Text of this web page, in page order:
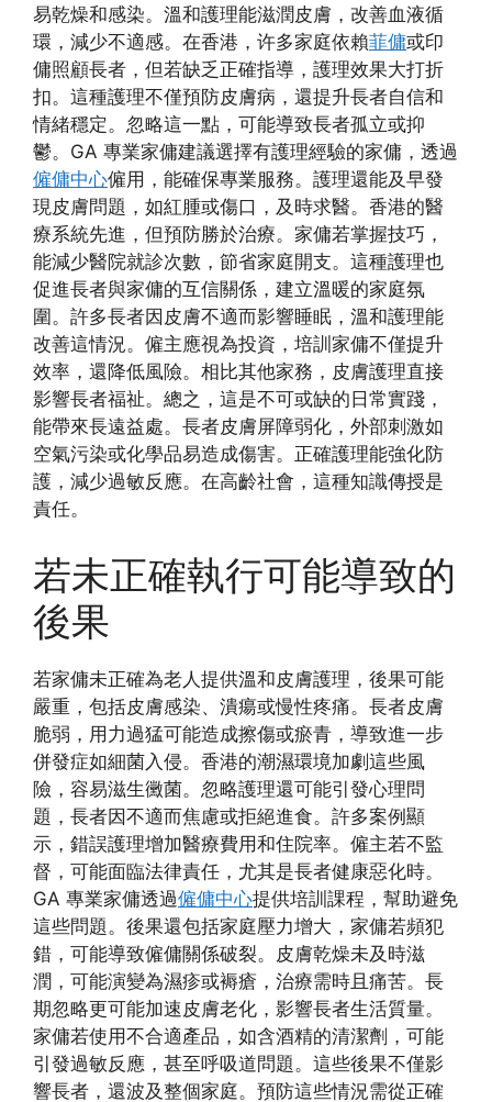
易乾燥和感染。溫和護理能滋潤皮膚，改善血液循
環，減少不適感。在香港，许多家庭依賴菲傭或印
傭照顧長者，但若缺乏正確指導，護理效果大打折
扣。這種護理不僅預防皮膚病，還提升長者自信和
情緒穩定。忽略這一點，可能導致長者孤立或抑
鬱。GA 專業家傭建議選擇有護理經驗的家傭，透過
僱傭中心僱用，能確保專業服務。護理還能及早發
現皮膚問題，如紅腫或傷口，及時求醫。香港的醫
療系統先進，但預防勝於治療。家傭若掌握技巧，
能減少醫院就診次數，節省家庭開支。這種護理也
促進長者與家傭的互信關係，建立溫暖的家庭氛
圍。許多長者因皮膚不適而影響睡眠，溫和護理能
改善這情況。僱主應視為投資，培訓家傭不僅提升
效率，還降低風險。相比其他家務，皮膚護理直接
影響長者福祉。總之，這是不可或缺的日常實踐，
能帶來長遠益處。長者皮膚屏障弱化，外部刺激如
空氣污染或化學品易造成傷害。正確護理能強化防
護，減少過敏反應。在高齡社會，這種知識傳授是
責任。
若未正確執行可能導致的
後果
若家傭未正確為老人提供溫和皮膚護理，後果可能
嚴重，包括皮膚感染、潰瘍或慢性疼痛。長者皮膚
脆弱，用力過猛可能造成擦傷或瘀青，導致進一步
併發症如細菌入侵。香港的潮濕環境加劇這些風
險，容易滋生黴菌。忽略護理還可能引發心理問
題，長者因不適而焦慮或拒絕進食。許多案例顯
示，錯誤護理增加醫療費用和住院率。僱主若不監
督，可能面臨法律責任，尤其是長者健康惡化時。
GA 專業家傭透過僱傭中心提供培訓課程，幫助避免
這些問題。後果還包括家庭壓力增大，家傭若頻犯
錯，可能導致僱傭關係破裂。皮膚乾燥未及時滋
潤，可能演變為濕疹或褥瘡，治療需時且痛苦。長
期忽略更可能加速皮膚老化，影響長者生活質量。
家傭若使用不合適產品，如含酒精的清潔劑，可能
引發過敏反應，甚至呼吸道問題。這些後果不僅影
響長者，還波及整個家庭。預防這些情況需從正確